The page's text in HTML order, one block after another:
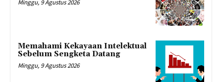
Minggu, 9 Agustus 2026
Memahami Kekayaan Intelektual
Sebelum Sengketa Datang
Minggu, 9 Agustus 2026